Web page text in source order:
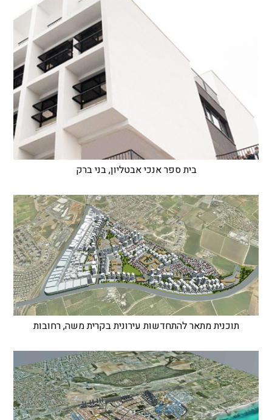
בית ספר אנכי אבטליון, בני ברק
תוכנית מתאר להתחדשות עירונית בקרית משה, רחובות